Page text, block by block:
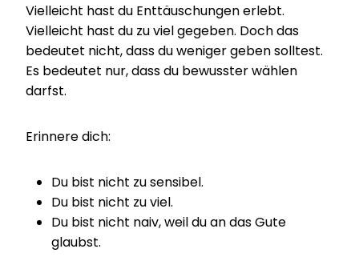
Vielleicht hast du Enttäuschungen erlebt.
Vielleicht hast du zu viel gegeben. Doch das
bedeutet nicht, dass du weniger geben solltest.
Es bedeutet nur, dass du bewusster wählen
darfst.
Erinnere dich:
Du bist nicht zu sensibel.
Du bist nicht zu viel.
Du bist nicht naiv, weil du an das Gute
glaubst.